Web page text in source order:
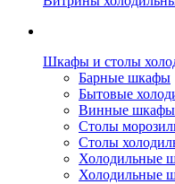
Шкафы и столы
Барные шкафы
Бытовые
Винные шкафы
Столы
Столы
Холодильные
Холодильные